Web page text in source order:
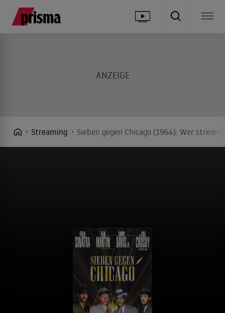
Streaming Sieben gegen Chicago (1964): Wer